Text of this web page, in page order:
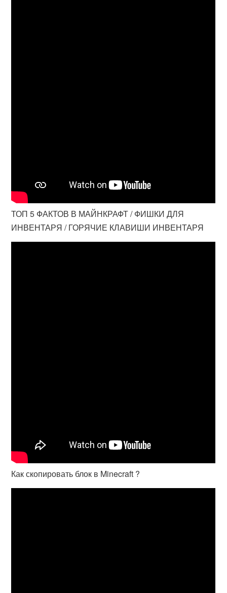
ТОП 5 ФАКТОВ В МАЙНКРАФТ / ФИШКИ ДЛЯ
ИНВЕНТАРЯ / ГОРЯЧИЕ КЛАВИШИ ИНВЕНТАРЯ
Как скопировать блок в Minecraft ?